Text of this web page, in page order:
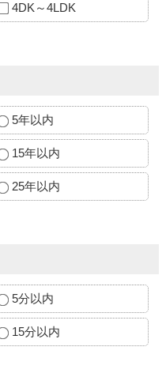
4DK～4LDK
5年以内
15年以内
25年以内
5分以内
15分以内